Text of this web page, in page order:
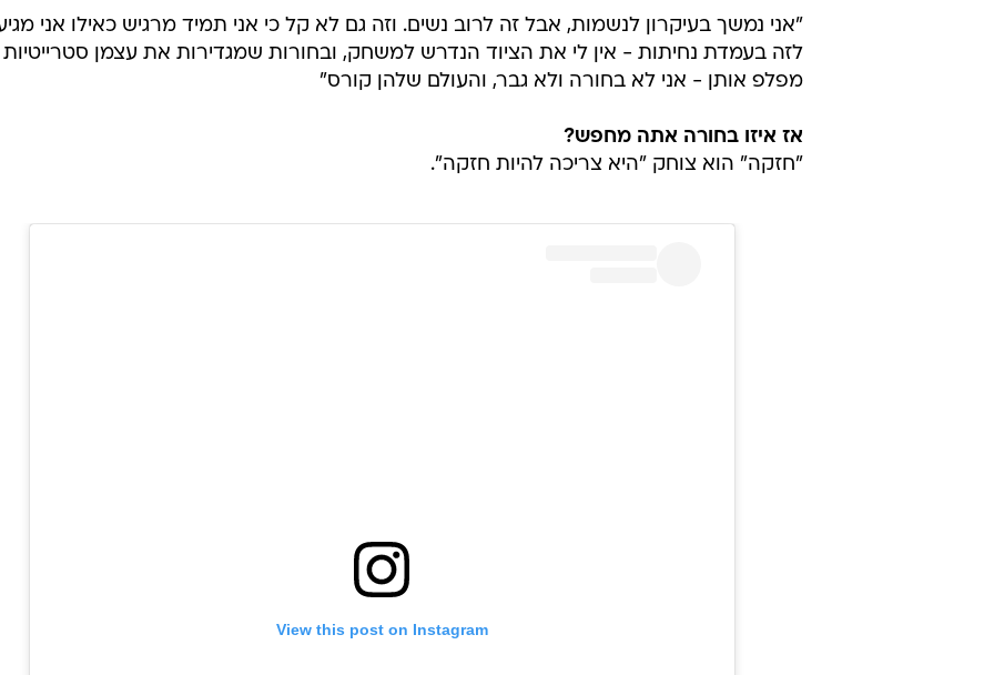
"אני נמשך בעיקרון לנשמות, אבל זה לרוב נשים. וזה גם לא קל כי אני תמיד מרגיש כאילו אני
לזה בעמדת נחיתות - אין לי את הציוד הנדרש למשחק, ובחורות שמגדירות את עצמן סטרייטיות
מפלפ אותן - אני לא בחורה ולא גבר, והעולם שלהן קורס"
אז איזו בחורה אתה מחפש?
"חזקה" הוא צוחק "היא צריכה להיות חזקה".
View this post on Instagram